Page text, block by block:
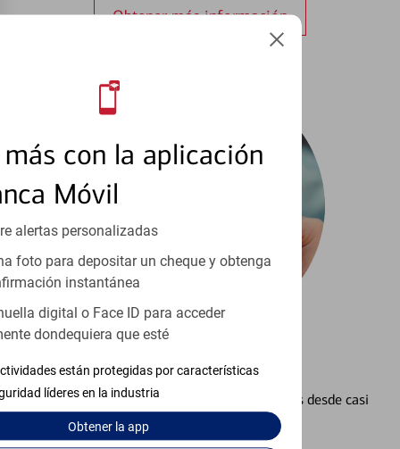
con la aplicación
Móvil
alertas personalizadas
foto para depositar un cheque y obtenga
instantánea
digital o Face ID para acceder
dondequiera que esté
están protegidas por características
líderes en la industria
Obtenerla app
Obtener más información
Configurar Alertas³
Vea cómo mantener el control de sus finanzas desde casi